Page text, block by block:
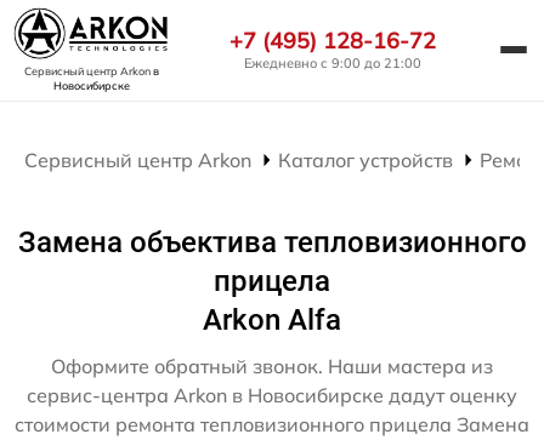
Сервисный центр Arkonв
Новосибирске
+7 (495) 128-16-72
Ежедневно с 9:00 до 21:00
Сервисный центр Arkon Каталог устройств
Замена объектива тепловизионного
прицела
Arkon Alfa
Оформите обратный звонок. Наши мастера из
сервис-центра Arkon в Новосибирске дадут оценку
стоимости ремонта тепловизионного прицела Замена